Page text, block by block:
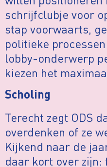
schrijfclubje voor
stap voorwaarts,
politieke
lobby-onderwerp
kiezen het
Scholing
Terecht zegt ODS
overdenken of ze
Kijkend naar de
daar kort over